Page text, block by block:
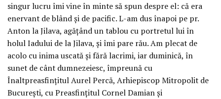
singur lucru îmi vine în minte să spun despre el: că era
enervant de blând și de pacific. L-am dus înapoi pe pr.
Anton la Jilava, agățând un tablou cu portretul lui în
holul Iadului de la Jilava, și îmi pare rău. Am plecat de
acolo cu inima uscată și fără lacrimi, iar duminică, în
sunet de cânt dumnezeiesc, împreună cu
Înaltpreasfințitul Aurel Percă, Arhiepiscop Mitropolit de
București, cu Preasfințitul Cornel Damian și